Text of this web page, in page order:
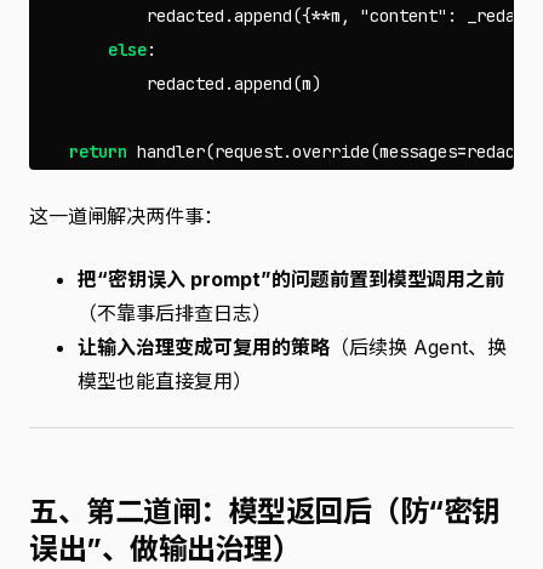
redacted .append({**m , "content" : _redact
else:
redacted .append(m)
return handler(request.override(messages=redacted
这一道闸解决两件事：
把“密钥误入 prompt”的问题前置到模型调用之前
（不靠事后排查日志）
让输入治理变成可复用的策略 （后续换 Agent、换
模型也能直接复用）
五、第二道闸：模型返回后（防“密钥
误出”、做输出治理）